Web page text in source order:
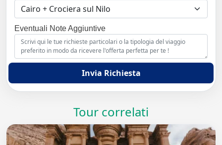
Eventuali Note Aggiuntive
Invia Richiesta
Tour correlati